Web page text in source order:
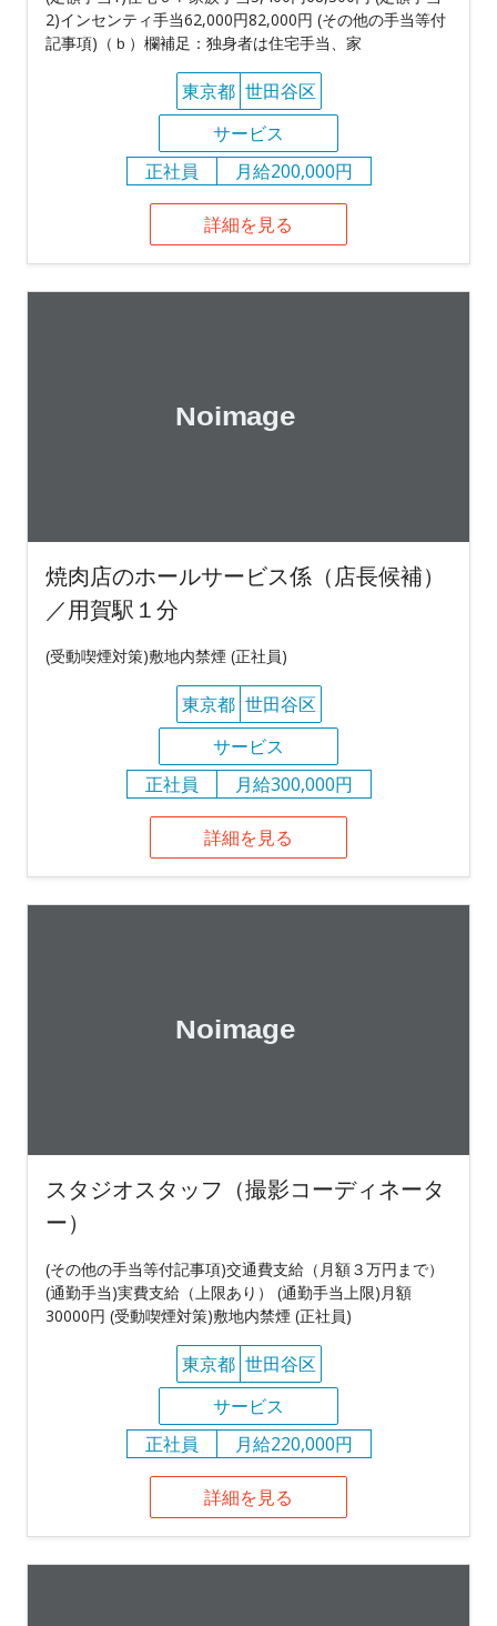
2)インセンティ手当62,000円82,000円 (その他の手当等付
記事項)（ｂ）欄補足：独身者は住宅手当、家
東京都 世田谷区
サービス
正社員
月給200,000円
詳細を見る
焼肉店のホールサービス係（店長候補）
／用賀駅１分
(受動喫煙対策)敷地内禁煙 (正社員)
東京都 世田谷区
サービス
正社員
月給300,000円
詳細を見る
スタジオスタッフ（撮影コーディネータ
ー）
(その他の手当等付記事項)交通費支給（月額３万円まで）
(通勤手当)実費支給（上限あり） (通勤手当上限)月額
30000円 (受動喫煙対策)敷地内禁煙 (正社員)
東京都 世田谷区
サービス
正社員
月給220,000円
詳細を見る